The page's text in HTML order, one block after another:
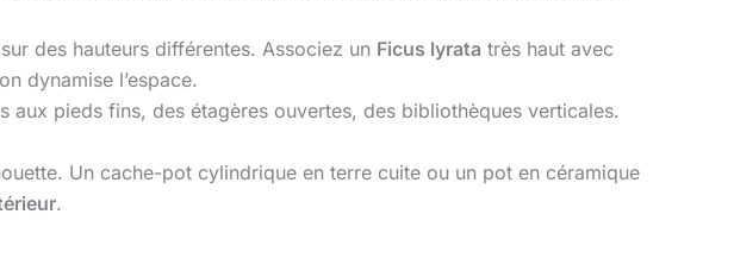
des hauteurs différentes. Associez un Ficus lyrata très haut avec
dynamise l’espace.
aux pieds fins, des étagères ouvertes, des bibliothèques verticales.
Un cache-pot cylindrique en terre cuite ou un pot en céramique
.